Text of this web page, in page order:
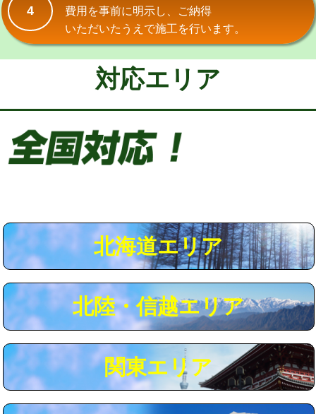
給水管工事※（支持金具設置) 5,500円
給水管工事※（保温材使用（バンド止
め込み）)
5,500円
給水管工事※（土の掘削・埋め戻し作
11,000円
給水管工事※（塩ビ管（VP・HI）使
用/3ｍまで)
給水管工事※（ライニング鋼管・銅
管・ポリ管・HT管使用/3ｍまで)
44,000円
給水管工事※（ライニング鋼管・銅
+8,800円
マス交換（土の掘削・埋め戻し作業） 11,000円~
マス交換（深さ50㎝以上） 66,000円
コンクリート斫り（厚さ10㎝まで） 27,500円
4
費用を事前に明示し、ご納得
いただいたうえで施工を行います。
対応エリア
北海道エリア
北陸・信越エリア
関東エリア